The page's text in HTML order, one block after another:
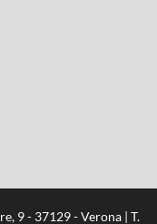
9 - 37129 - Verona | T.